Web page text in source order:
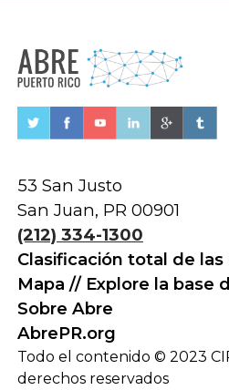
53 San Justo
San Juan, PR 00901
(212) 334-1300
Clasificación total de las
Mapa // Explore la base
Sobre Abre
AbrePR.org
Todo el contenido © 2023
derechos reservados